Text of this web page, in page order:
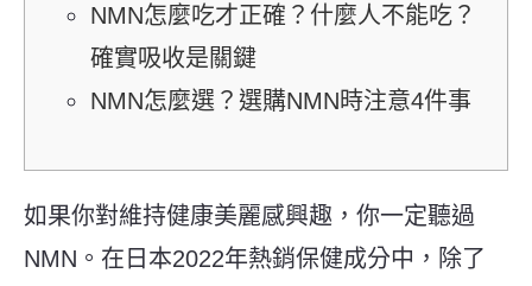
NMN怎麼吃才正確？什麼人不能吃？
確實吸收是關鍵
NMN怎麼選？選購NMN時注意4件事
如果你對維持健康美麗感興趣，你一定聽過
NMN 。在日本2022年熱銷保健成分中，除了